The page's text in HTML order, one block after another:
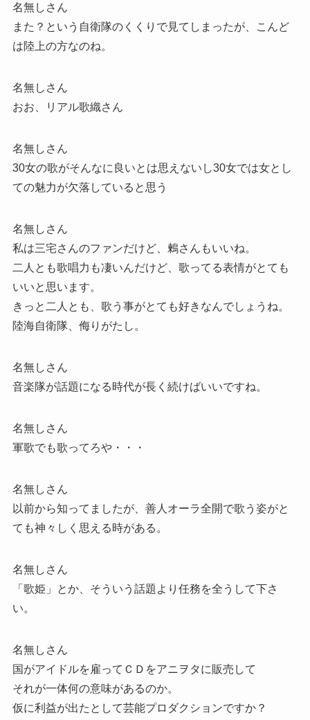
名無しさん
また？という自衛隊のくくりで見てしまったが、こんど
は陸上の方なのね。
名無しさん
おお、リアル歌織さん
名無しさん
30女の歌がそんなに良いとは思えないし30女では女とし
ての魅力が欠落していると思う
名無しさん
私は三宅さんのファンだけど、鶫さんもいいね。
二人とも歌唱力も凄いんだけど、歌ってる表情がとても
いいと思います。
きっと二人とも、歌う事がとても好きなんでしょうね。
陸海自衛隊、侮りがたし。
名無しさん
音楽隊が話題になる時代が長く続けばいいですね。
名無しさん
軍歌でも歌ってろや・・・
名無しさん
以前から知ってましたが、善人オーラ全開で歌う姿がと
ても神々しく思える時がある。
名無しさん
「歌姫」とか、そういう話題より任務を全うして下さ
い。
名無しさん
国がアイドルを雇ってＣＤをアニヲタに販売して
それが一体何の意味があるのか。
仮に利益が出たとして芸能プロダクションですか？